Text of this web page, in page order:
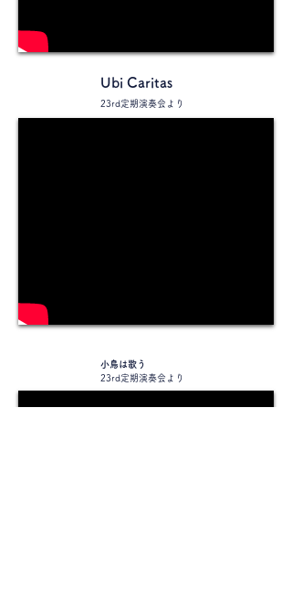
Ubi Caritas
23rd定期演奏会より​​
小鳥は歌う
23rd定期演奏会より